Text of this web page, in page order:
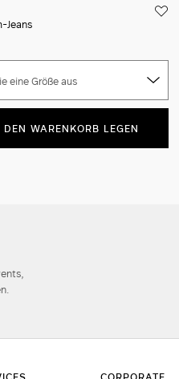
Jeans
eine Größe aus
DEN WARENKORB LEGEN